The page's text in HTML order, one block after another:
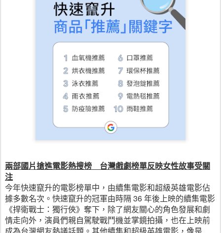
兩部國片搶進電影熱搜榜　台灣戲劇榜單反映女性故事受關
注
今年快速竄升的電影榜單中，由續集電影和超級英雄電影佔
據多數名次。快速竄升的冠軍由時隔 36 年後上映的續集電影
《捍衛戰士：獨行俠》奪下，除了網友關心的角色發展和劇
情走向外，演員們親自駕駛戰鬥機並掌鏡拍攝，也在上映前
成為台灣網友熱議話題。其他續集和超級英雄電影，像是